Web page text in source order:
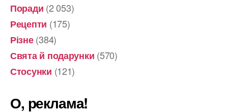
Поради (2 053)
Рецепти (175)
Різне(384)
Свята й подарунки (570)
Стосунки (121)
О, реклама!